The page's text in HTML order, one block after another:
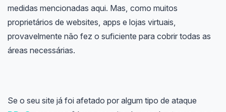
medidas mencionadas aqui. Mas, como muitos
proprietários de websites, apps e lojas virtuais,
provavelmente não fez o suficiente para cobrir todas as
áreas necessárias.
Se o seu site já foi afetado por algum tipo de ataque